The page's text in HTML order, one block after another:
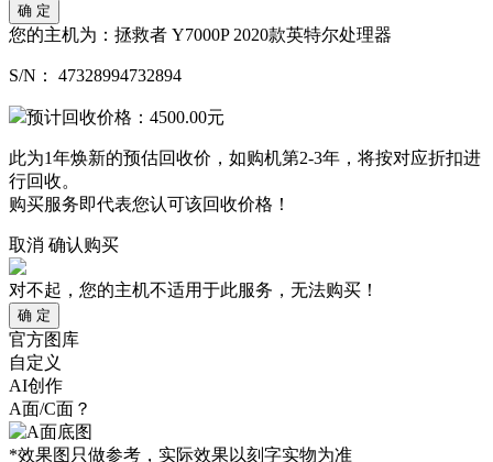
确 定
您的主机为： 拯救者 Y7000P 2020款英特尔处理器
S/N： 47328994732894
预计回收价格： 4500.00元
此为1年焕新的预估回收价，如购机第2-3年，将按对应折扣进
行回收。
购买服务即代表您认可该回收价格！
取消 确认购买
对不起，您的主机不适用于此服务，无法购买！
确 定
官方图库
自定义
AI创作
A面/C面？
*效果图只做参考，实际效果以刻字实物为准